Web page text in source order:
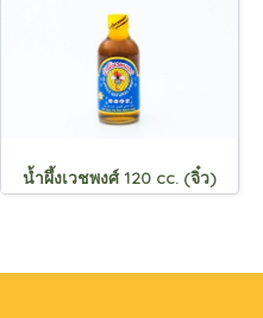
น้ำผึ้งเวชพงศ์ 120 cc. (จิ๋ว)